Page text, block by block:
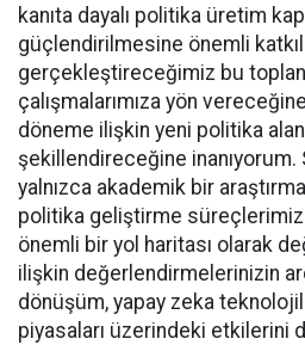
kanıta dayalı politika üretim
güçlendirilmesine önemli
gerçekleştireceğimiz bu
çalışmalarımıza yön
döneme ilişkin yeni politika
şekillendireceğine inanıyorum.
yalnızca akademik bir
politika geliştirme
önemli bir yol haritası olarak
ilişkin değerlendirmelerinizin
dönüşüm, yapay zeka
piyasaları üzerindeki etkilerini